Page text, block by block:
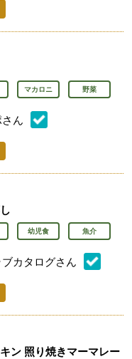
：ト：
マカロニ 野菜
ん
：ト：
幼児食 魚介
カタログさん
：ト：
ン 照り焼きマーマレー